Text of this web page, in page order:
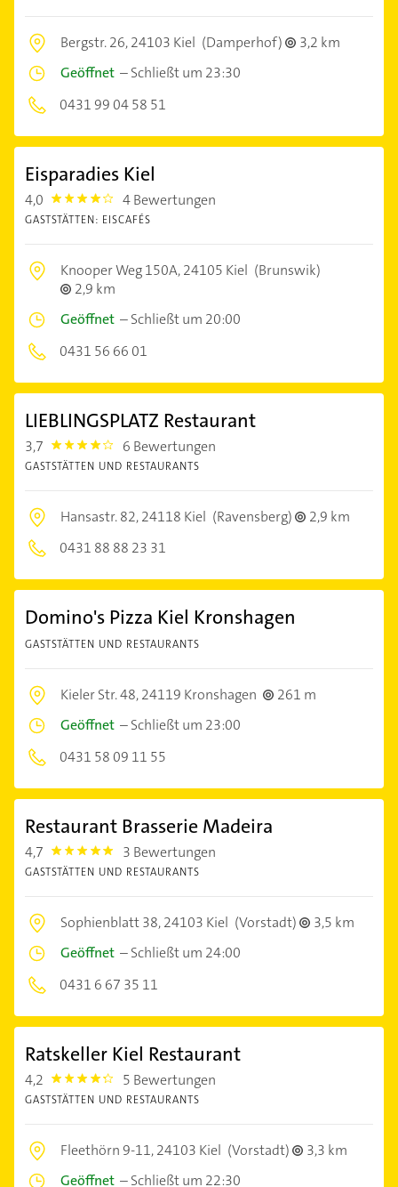
Bergstr. 26,24103 Kiel (Damperhof)
3,2 km
Geöffnet –Schließt um 23:30
0431 99 04 58 51
Eisparadies Kiel
4,0 4.0 4 Bewertungen
GASTSTÄTTEN: EISCAFÉS
Knooper Weg 150A,24105 Kiel (Brunswik)
2,9 km
Geöffnet –Schließt um 20:00
0431 56 66 01
LIEBLINGSPLATZ Restaurant
3,7 3.7 6 Bewertungen
GASTSTÄTTEN UND RESTAURANTS
Hansastr. 82,24118 Kiel (Ravensberg)
2,9 km
0431 88 88 23 31
Domino's Pizza Kiel Kronshagen
GASTSTÄTTEN UND RESTAURANTS
Kieler Str. 48,24119 Kronshagen
261 m
Geöffnet –Schließt um 23:00
0431 58 09 11 55
Restaurant Brasserie Madeira
4,7 4.7000003 3 Bewertungen
GASTSTÄTTEN UND RESTAURANTS
Sophienblatt 38,24103 Kiel (Vorstadt)
3,5 km
Geöffnet –Schließt um 24:00
0431 6 67 35 11
Ratskeller Kiel Restaurant
4,2 4.2000003 5 Bewertungen
GASTSTÄTTEN UND RESTAURANTS
Fleethörn 9-11,24103 Kiel (Vorstadt)
3,3 km
Geöffnet –Schließt um 22:30